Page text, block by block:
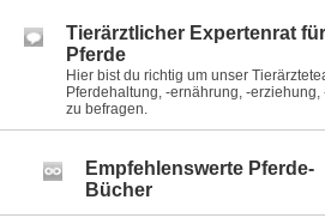
Tierärztlicher Expertenrat für
Pferde
Hier bist du richtig um unser
Pferdehaltung, -ernährung, -erziehung,
zu befragen.
Empfehlenswerte Pferde-
Bücher